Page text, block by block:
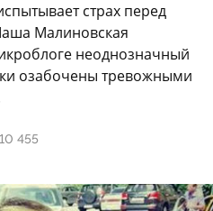
страх перед
Малиновская
неоднозначный
озабочены тревожными
10 455